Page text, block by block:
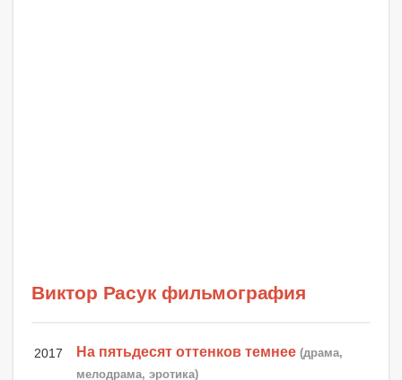
Виктор Расук фильмография
2017 На пятьдесят оттенков темнее (драма,
мелодрама, эротика)